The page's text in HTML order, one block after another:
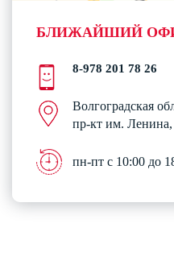
БЛИЖАЙШИЙ
8-978 201 78 26
Волгоградская
пр-кт им.
пн-пт с 10:00 до